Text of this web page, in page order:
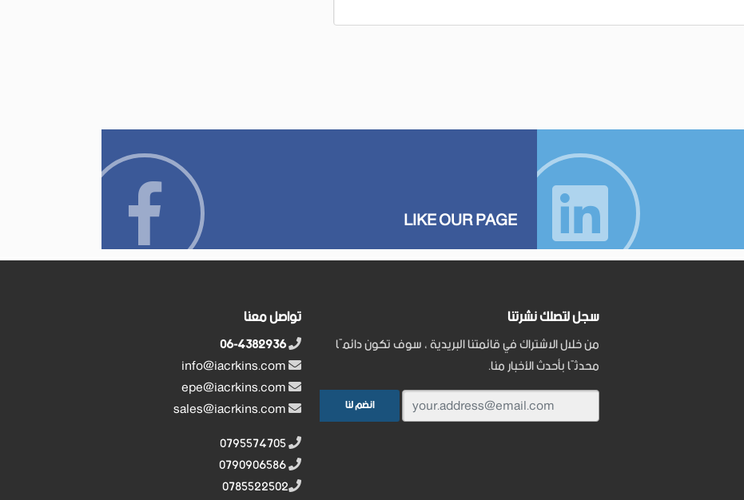
LIKE OUR PAGE
تواصل معنا
06-4382936
info@iacrkins.com
epe@iacrkins.com
sales@iacrkins.com
0795574705
0790906586
0785522502
سجل لتصلك نشرتنا
من خلال الاشتراك في قائمتنا البريدية ، سوف تكون دائمًا
محدثًا بأحدث الأخبار منا.